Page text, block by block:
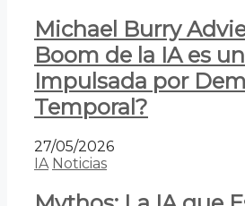
Michael Burry
Boom de la IA es
Impulsada por
Temporal?
27/05/2026
IA Noticias